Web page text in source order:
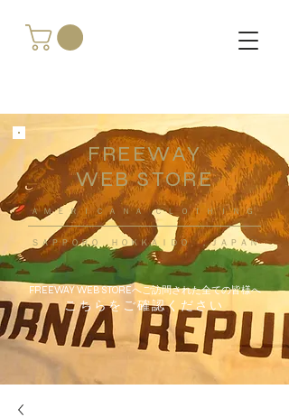
FREEWAY
WEB STORE
​ＡＭＥＲＩＣＡＮＡ ＣＬＯＴＨＩＮＧ
ＳＡＰＰＯＲＯ ＨＯＫＫＡＩＤＯ ，ＪＡＰＡＮ
FREEWAY WEB STOREへご訪問された全ての皆様へ
こちらをご確認ください